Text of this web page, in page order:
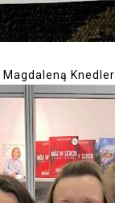
Magdaleną Knedler.